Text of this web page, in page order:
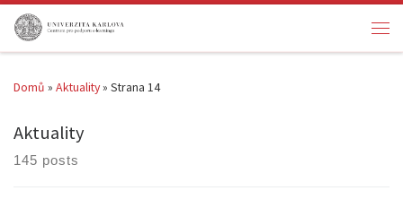
Skip to content
Domů » Aktuality» Strana 14
Aktuality
145 posts